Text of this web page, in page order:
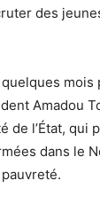
des
mois
Amadou
de l’État, qui
dans le